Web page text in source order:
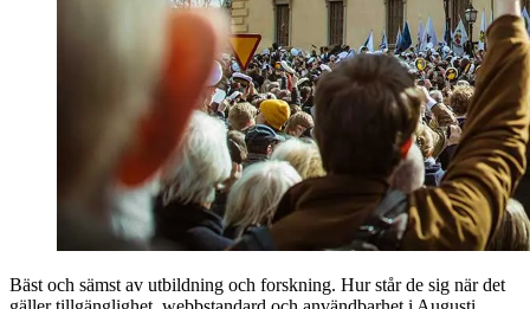
Bäst och sämst av utbildning och forskning. Hur står de sig när det